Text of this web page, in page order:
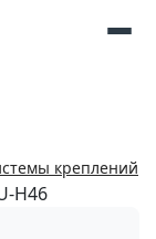
креплений
H46